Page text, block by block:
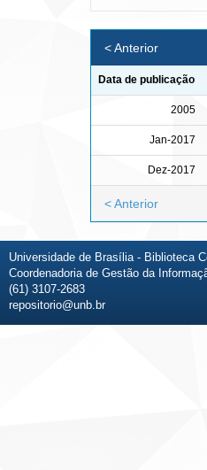
< Anterior
Data de publicação
2005
Jan-2017
Dez-2017
< Anterior
Universidade de Brasília - Biblioteca
Coordenadoria de Gestão da
(61) 3107-2683
repositorio@unb.br